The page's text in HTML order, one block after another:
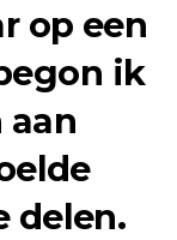
op een
ik
aan
delen.